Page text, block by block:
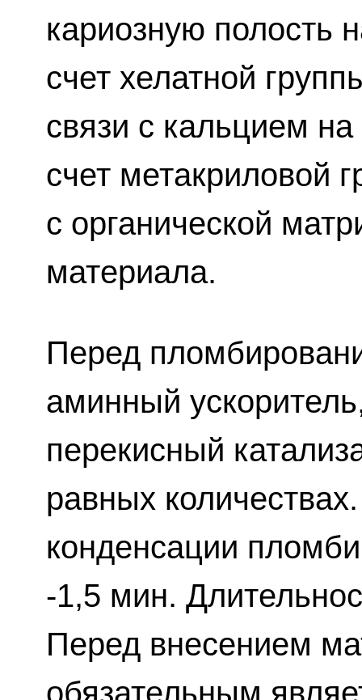
кариозную полость
счет хелатной
связи с кальцием
счет метакриловой
с органической
материала.
Перед
аминный
перекисный
равных
конденсации
-1,5 мин.
Перед внесением
обязательным